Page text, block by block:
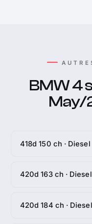
BMW 4
May/
418d 150 ch · Diesel
420d 163 ch · Diesel
420d 184 ch · Diesel